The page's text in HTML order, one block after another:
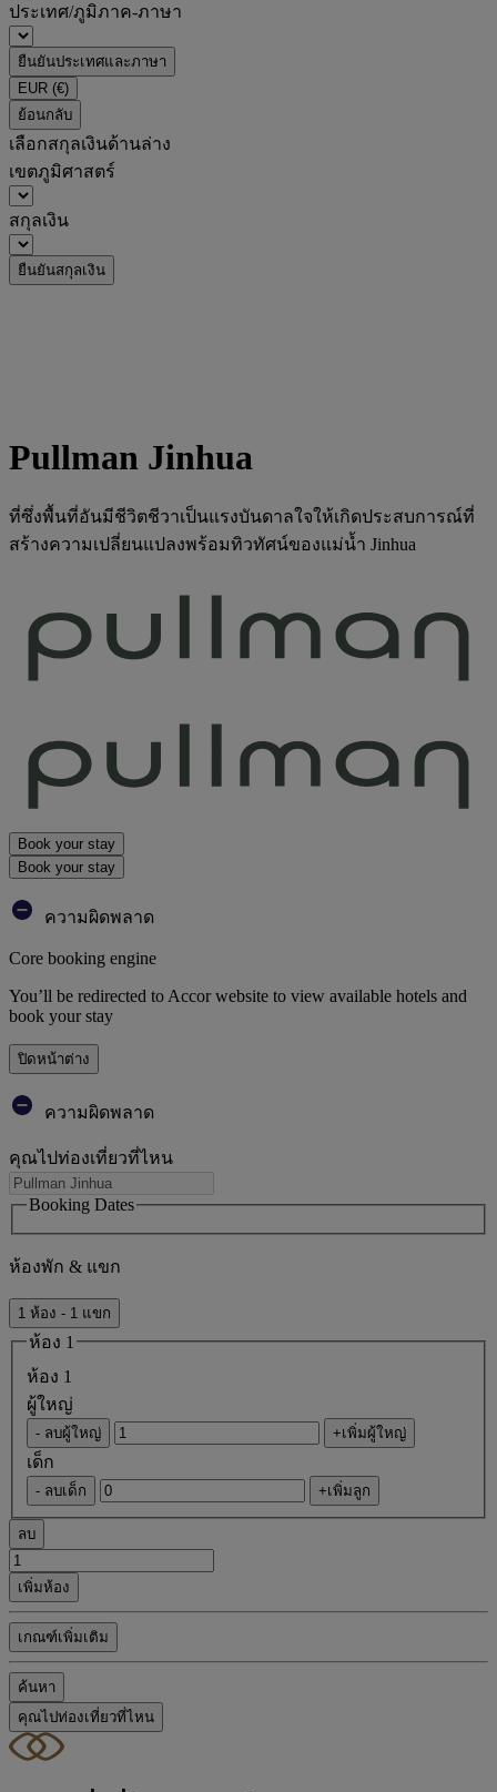
ประเทศ/ภูมิภาค-ภาษา
ยืนยันประเทศและภาษา
EUR (€)
ย้อนกลับ
เลือกสกุลเงินด้านล่าง
เขตภูมิศาสตร์
สกุลเงิน
ยืนยันสกุลเงิน
Pullman Jinhua
ที่ซึ่งพื้นที่อันมีชีวิตชีวาเป็นแรงบันดาลใจให้เกิดประสบการณ์ที่
สร้างความเปลี่ยนแปลงพร้อมทิวทัศน์ของแม่น้ำ Jinhua
Book your stay
Book your stay
ความผิดพลาด
Core booking engine
You’ll be redirected to Accor website to view available hotels and
book your stay
ปิดหน้าต่าง
ความผิดพลาด
คุณไปท่องเที่ยวที่ไหน
Booking Dates
ห้องพัก & แขก
1 ห้อง - 1 แขก
ห้อง 1
ห้อง 1
ผู้ใหญ่
- ลบผู้ใหญ่ +เพิ่มผู้ใหญ่
เด็ก
- ลบเด็ก +เพิ่มลูก
ลบ
เพิ่มห้อง
เกณฑ์เพิ่มเติม
ค้นหา
คุณไปท่องเที่ยวที่ไหน